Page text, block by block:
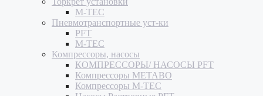
M-TEC
Пневмотранспортные уст-ки
PFT
M-TEC
Компрессоры, насосы
КОМПРЕССОРЫ/ НАСОСЫ PFT
Компрессоры METABO
Компрессоры M-TEC